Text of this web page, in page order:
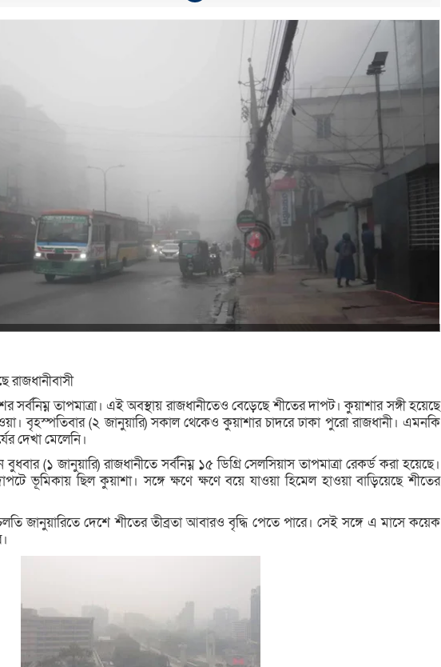
রাজধানীবাসী
সর্বনিম্ন তাপমাত্রা। এই অবস্থায় রাজধানীতেও বেড়েছে শীতের দাপট। কুয়াশার সঙ্গী হয়েছে
বৃহস্পতিবার (২ জানুয়ারি) সকাল থেকেও কুয়াশার চাদরে ঢাকা পুরো রাজধানী। এমনকি
দেখা মেলেনি।
(১ জানুয়ারি) রাজধানীতে সর্বনিম্ন ১৫ ডিগ্রি সেলসিয়াস তাপমাত্রা রেকর্ড করা হয়েছে।
ভূমিকায় ছিল কুয়াশা। সঙ্গে ক্ষণে ক্ষণে বয়ে যাওয়া হিমেল হাওয়া বাড়িয়েছে শীতের
জানুয়ারিতে দেশে শীতের তীব্রতা আবারও বৃদ্ধি পেতে পারে। সেই সঙ্গে এ মাসে কয়েক